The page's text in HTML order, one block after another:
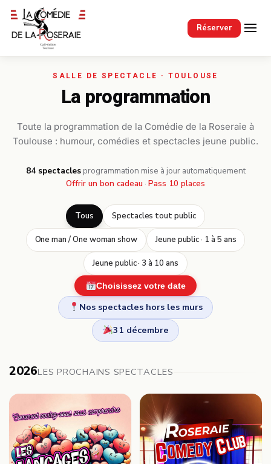
Réserver
Passer au contenu principal
La programmation
Toute la programmation de la Comédie de la Roseraie à
Toulouse : humour, comédies et spectacles jeune public.
84 spectacles· programmation mise à jour automatiquement
Offrir un bon cadeau · Pass 10 places
Tous Spectacles tout public
One man / One woman show Jeune public · 1 à 5 ans
Jeune public · 3 à 10 ans
Choisissez votre date
Nos spectacles hors les murs
31 décembre
2026LES PROCHAINS SPECTACLES